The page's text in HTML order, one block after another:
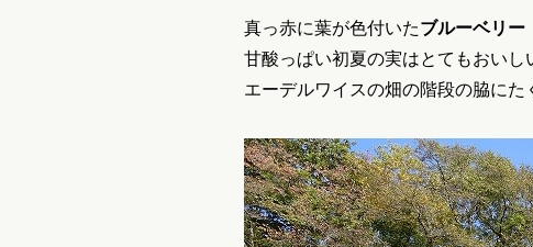
真っ赤に葉が色付いたブルーベリー
甘酸っぱい初夏の実はとてもおいし
エーデルワイスの畑の階段の脇にた